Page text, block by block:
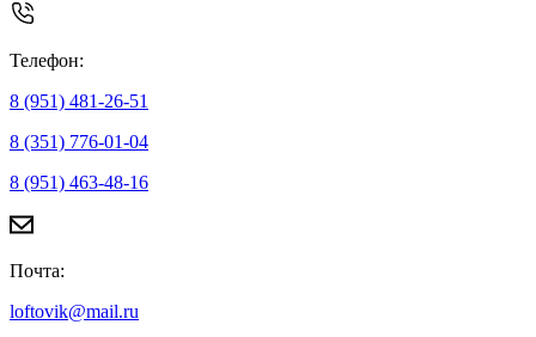
Телефон:
8 (951) 481-26-51
8 (351) 776-01-04
8 (951) 463-48-16
Почта:
loftovik@mail.ru